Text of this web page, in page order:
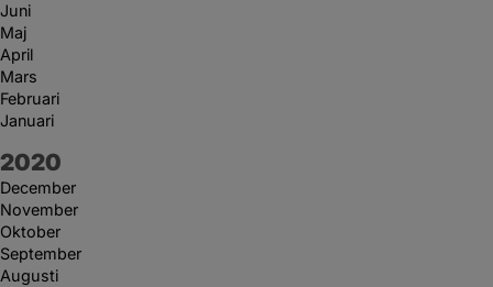
Juni
Maj
April
Mars
Februari
Januari
År:
2020
December
November
Oktober
September
Augusti